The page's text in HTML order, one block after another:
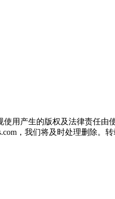
用产生的版权及法律责任由
，我们将及时处理删除。